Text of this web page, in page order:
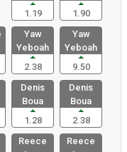
1.19
1.90
Yaw
Yeboah
2.38
Yaw
Yeboah
9.50
Denis
Boua
1.28
Denis
Boua
2.38
Reece
Reece